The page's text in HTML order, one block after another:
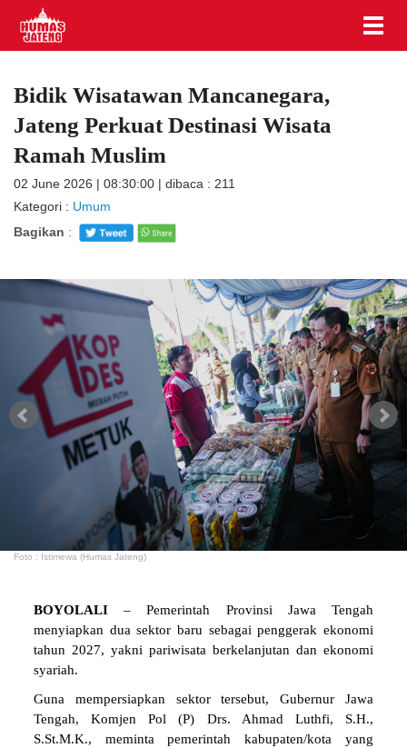
Bidik Wisatawan Mancanegara,
Jateng Perkuat Destinasi Wisata
Ramah Muslim
02 June 2026 | 08:30:00 | dibaca : 211
Kategori : Umum
Bagikan :
Foto : Istimewa (Humas Jateng)
BOYOLALI– Pemerintah Provinsi Jawa Tengah
menyiapkan dua sektor baru sebagai penggerak ekonomi
tahun 2027, yakni pariwisata berkelanjutan dan ekonomi
syariah.
Guna mempersiapkan sektor tersebut, Gubernur Jawa
Tengah, Komjen Pol (P) Drs. Ahmad Luthfi, S.H.,
S.St.M.K., meminta pemerintah kabupaten/kota yang